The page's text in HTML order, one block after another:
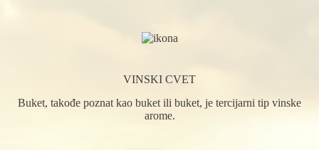
VINSKI CVET
Buket, takođe poznat kao buket ili buket, je tercijarni tip vinske
arome.